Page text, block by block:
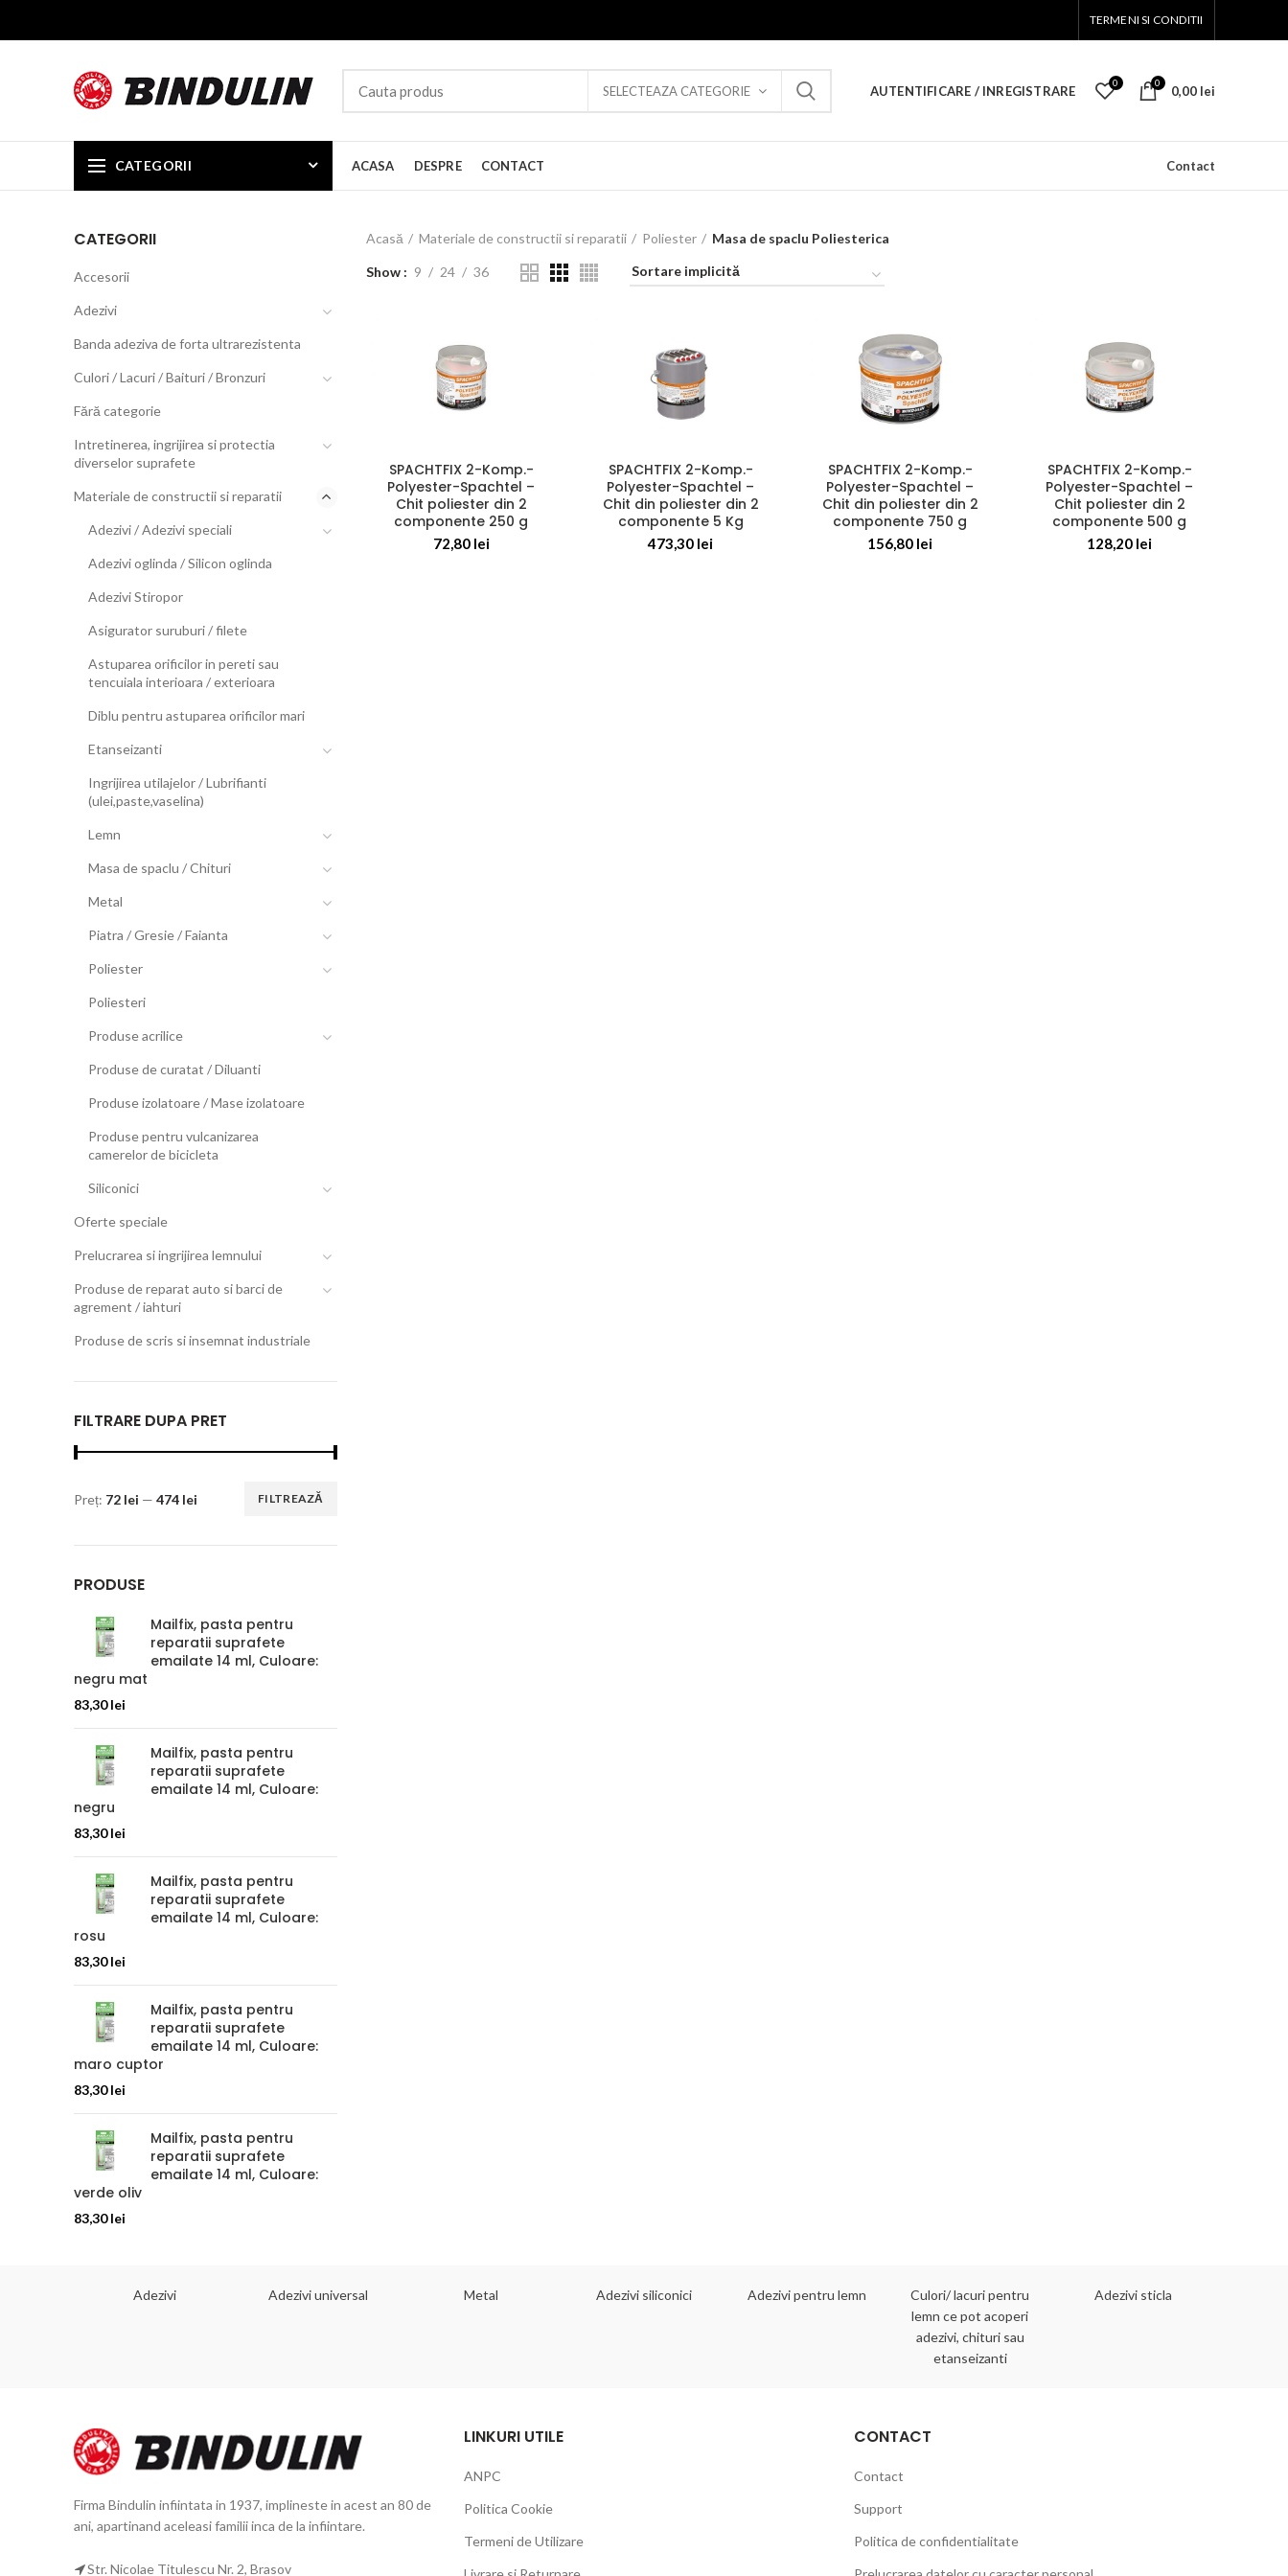
TERMENI SI CONDITII
SELECTEAZA CATEGORIE AUTENTIFICARE / INREGISTRARE
0 0
0,00 lei
CATEGORII ACASA DESPRE CONTACT Contact
Acasă Materiale de constructii si reparatii Poliester Masa de spaclu Poliesterica
Show 9 24 36
SPACHTFIX 2-Komp.-
Polyester-Spachtel –
Chit poliester din 2
componente 250 g
72,80 lei
SPACHTFIX 2-Komp.-
Polyester-Spachtel –
Chit din poliester din 2
componente 5 Kg
473,30 lei
SPACHTFIX 2-Komp.-
Polyester-Spachtel –
Chit din poliester din 2
componente 750 g
156,80 lei
SPACHTFIX 2-Komp.-
Polyester-Spachtel –
Chit poliester din 2
componente 500 g
128,20 lei
CATEGORII
Accesorii
Adezivi
Banda adeziva de forta ultrarezistenta
Culori / Lacuri / Baituri / Bronzuri
Fără categorie
Intretinerea, ingrijirea si protectia
diverselor suprafete
Materiale de constructii si reparatii
Adezivi / Adezivi speciali
Adezivi oglinda / Silicon oglinda
Adezivi Stiropor
Asigurator suruburi / filete
Astuparea orificilor in pereti sau
tencuiala interioara / exterioara
Diblu pentru astuparea orificilor mari
Etanseizanti
Ingrijirea utilajelor / Lubrifianti
(ulei,paste,vaselina)
Lemn
Masa de spaclu / Chituri
Metal
Piatra / Gresie / Faianta
Poliester
Poliesteri
Produse acrilice
Produse de curatat / Diluanti
Produse izolatoare / Mase izolatoare
Produse pentru vulcanizarea
camerelor de bicicleta
Siliconici
Oferte speciale
Prelucrarea si ingrijirea lemnului
Produse de reparat auto si barci de
agrement / iahturi
Produse de scris si insemnat industriale
FILTRARE DUPA PRET
FILTREAZĂ
Preț: 72 lei — 474 lei
PRODUSE
Mailfix, pasta pentru
reparatii suprafete
emailate 14 ml, Culoare:
negru mat
83,30lei
Mailfix, pasta pentru
reparatii suprafete
emailate 14 ml, Culoare:
negru
83,30lei
Mailfix, pasta pentru
reparatii suprafete
emailate 14 ml, Culoare:
rosu
83,30lei
Mailfix, pasta pentru
reparatii suprafete
emailate 14 ml, Culoare:
maro cuptor
83,30lei
Mailfix, pasta pentru
reparatii suprafete
emailate 14 ml, Culoare:
verde oliv
83,30lei
Adezivi Adezivi universal Metal Adezivi siliconici Adezivi pentru lemn
Culori/ lacuri pentru
lemn ce pot acoperi
adezivi, chituri sau
etanseizanti
Adezivi sticla
Firma Bindulin infiintata in 1937, implineste in acest an 80 de
ani, apartinand aceleasi familii inca de la infiintare.
Str. Nicolae Titulescu Nr. 2, Brasov
LINKURI UTILE
ANPC
Politica Cookie
Termeni de Utilizare
CONTACT
Contact
Support
Politica de confidentialitate